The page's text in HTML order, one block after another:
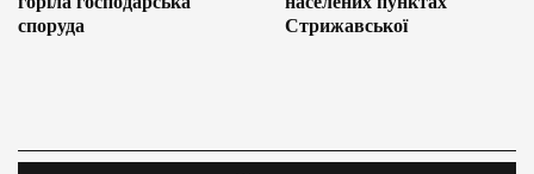
споруда
Стрижавської